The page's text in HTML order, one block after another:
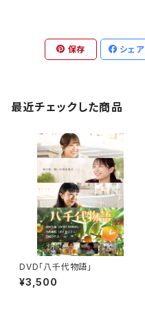
保存 シェア
最近チェックした商品
DVD「八千代物語」
¥3,500